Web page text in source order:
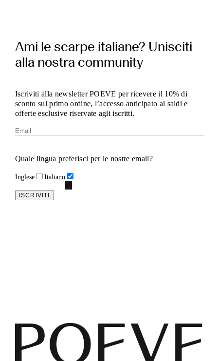
Ami le scarpe italiane? Unisciti
alla nostra community
Iscriviti alla newsletter POEVE per ricevere il 10% di
sconto sul primo ordine, l’accesso anticipato ai saldi e
offerte esclusive riservate agli iscritti.
Quale lingua preferisci per le nostre email?
Inglese Italiano
ISCRIVITI